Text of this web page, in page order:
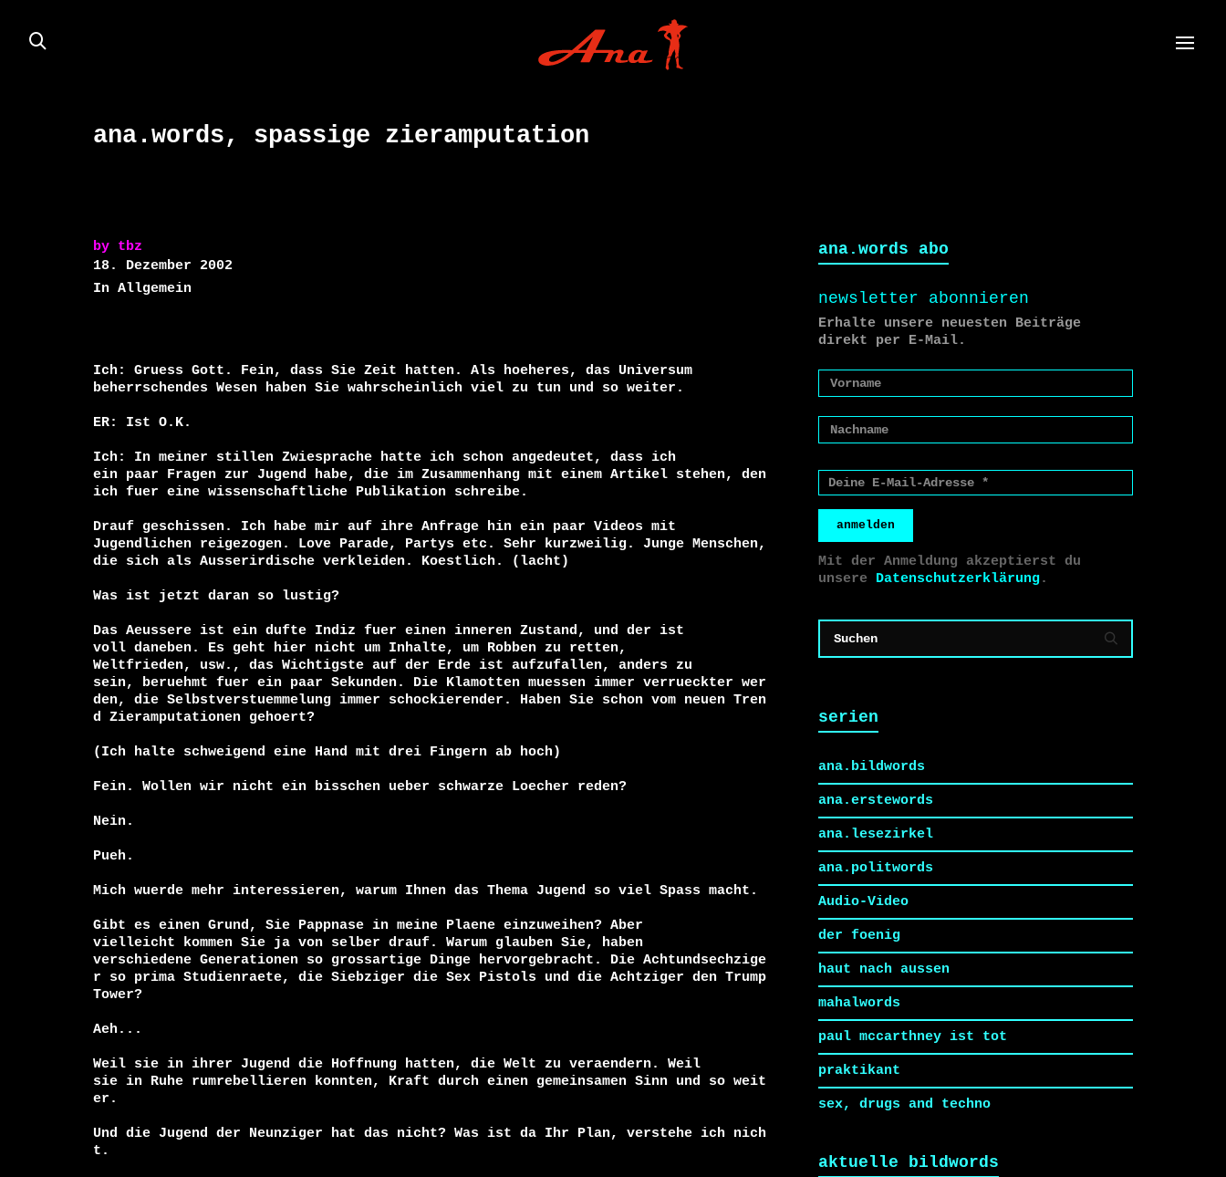
ana.words, spassige zieramputation
by tbz
18. Dezember 2002
In Allgemein
Ich: Gruess Gott. Fein, dass Sie Zeit hatten. Als hoeheres, das Universum
beherrschendes Wesen haben Sie wahrscheinlich viel zu tun und so weiter.
ER: Ist O.K.
Ich: In meiner stillen Zwiesprache hatte ich schon angedeutet, dass ich
ein paar Fragen zur Jugend habe, die im Zusammenhang mit einem Artikel stehen, den
ich fuer eine wissenschaftliche Publikation schreibe.
Drauf geschissen. Ich habe mir auf ihre Anfrage hin ein paar Videos mit
Jugendlichen reigezogen. Love Parade, Partys etc. Sehr kurzweilig. Junge Menschen,
die sich als Ausserirdische verkleiden. Koestlich. (lacht)
Was ist jetzt daran so lustig?
Das Aeussere ist ein dufte Indiz fuer einen inneren Zustand, und der ist
voll daneben. Es geht hier nicht um Inhalte, um Robben zu retten,
Weltfrieden, usw., das Wichtigste auf der Erde ist aufzufallen, anders zu
sein, beruehmt fuer ein paar Sekunden. Die Klamotten muessen immer verrueckter wer
den, die Selbstverstuemmelung immer schockierender. Haben Sie schon vom neuen Tren
d Zieramputationen gehoert?
(Ich halte schweigend eine Hand mit drei Fingern ab hoch)
Fein. Wollen wir nicht ein bisschen ueber schwarze Loecher reden?
Nein.
Pueh.
Mich wuerde mehr interessieren, warum Ihnen das Thema Jugend so viel Spass macht.
Gibt es einen Grund, Sie Pappnase in meine Plaene einzuweihen? Aber
vielleicht kommen Sie ja von selber drauf. Warum glauben Sie, haben
verschiedene Generationen so grossartige Dinge hervorgebracht. Die Achtundsechzige
r so prima Studienraete, die Siebziger die Sex Pistols und die Achtziger den Trump
Tower?
Aeh...
Weil sie in ihrer Jugend die Hoffnung hatten, die Welt zu veraendern. Weil
sie in Ruhe rumrebellieren konnten, Kraft durch einen gemeinsamen Sinn und so weit
er.
Und die Jugend der Neunziger hat das nicht? Was ist da Ihr Plan, verstehe ich nich
t.
ana.words abo
newsletter abonnieren
Erhalte unsere neuesten Beiträge
direkt per E-Mail.
anmelden
Mit der Anmeldung akzeptierst du
unsere Datenschutzerklärung.
serien
ana.bildwords
ana.erstewords
ana.lesezirkel
ana.politwords
Audio-Video
der foenig
haut nach aussen
mahalwords
paul mccarthney ist tot
praktikant
sex, drugs and techno
aktuelle bildwords